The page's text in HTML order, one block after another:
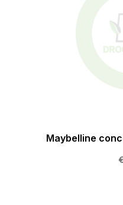
Maybelline